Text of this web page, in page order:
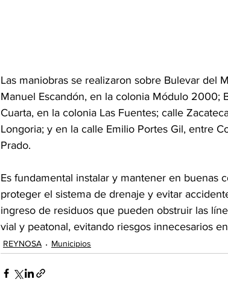
Las maniobras se realizaron sobre Bulevar del
Manuel Escandón, en la colonia Módulo 2000;
Cuarta, en la colonia Las Fuentes; calle
Longoria; y en la calle Emilio Portes Gil, entre
Prado.
Es fundamental instalar y mantener en buenas
proteger el sistema de drenaje y evitar
ingreso de residuos que pueden obstruir las
vial y peatonal, evitando riesgos innecesarios
REYNOSA Municipios